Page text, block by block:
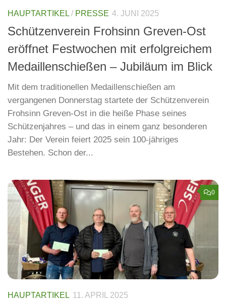
HAUPTARTIKEL/ PRESSE 4. JUNI 2025
Schützenverein Frohsinn Greven-Ost
eröffnet Festwochen mit erfolgreichem
Medaillenschießen – Jubiläum im Blick
Mit dem traditionellen Medaillenschießen am
vergangenen Donnerstag startete der Schützenverein
Frohsinn Greven-Ost in die heiße Phase seines
Schützenjahres – und das in einem ganz besonderen
Jahr: Der Verein feiert 2025 sein 100-jähriges
Bestehen. Schon der...
0
HAUPTARTIKEL 11. APRIL 2025